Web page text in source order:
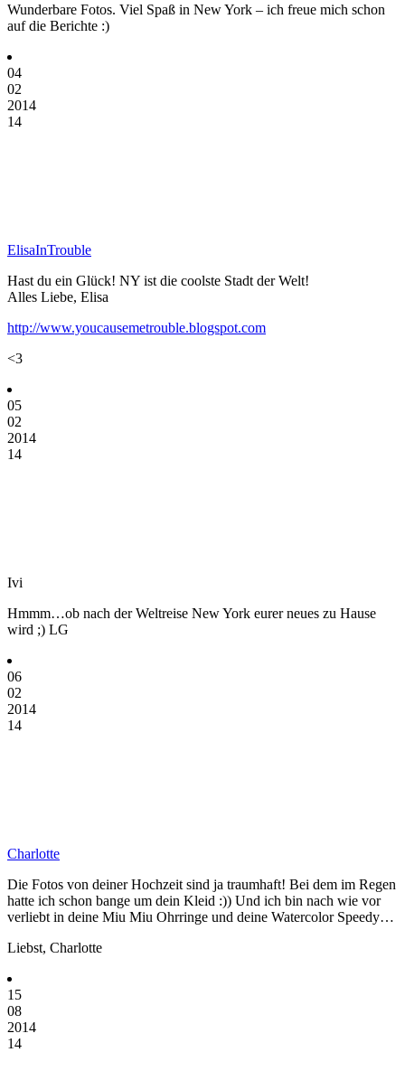
Wunderbare Fotos. Viel Spaß in New York – ich freue mich schon
auf die Berichte :)
04
02
2014
14
ElisaInTrouble
Hast du ein Glück! NY ist die coolste Stadt der Welt!
Alles Liebe, Elisa
http://www.youcausemetrouble.blogspot.com
<3
05
02
2014
14
Ivi
Hmmm…ob nach der Weltreise New York eurer neues zu Hause
wird ;) LG
06
02
2014
14
Charlotte
Die Fotos von deiner Hochzeit sind ja traumhaft! Bei dem im Regen
hatte ich schon bange um dein Kleid :)) Und ich bin nach wie vor
verliebt in deine Miu Miu Ohrringe und deine Watercolor Speedy…
Liebst, Charlotte
15
08
2014
14